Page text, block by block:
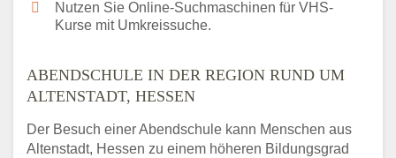
Nutzen Sie Online-Suchmaschinen für VHS-
Kurse mit Umkreissuche.
ABENDSCHULE IN DER REGION RUND UM
ALTENSTADT, HESSEN
Der Besuch einer Abendschule kann Menschen aus
Altenstadt, Hessen zu einem höheren Bildungsgrad